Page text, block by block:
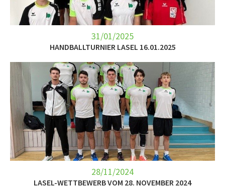
ACTUALITÉ
SERVICES
APPRENTISSAGE
APPLIS
31/01/2025
HANDBALLTURNIER LASEL 16.01.2025
28/11/2024
LASEL-WETTBEWERB VOM 28. NOVEMBER 2024